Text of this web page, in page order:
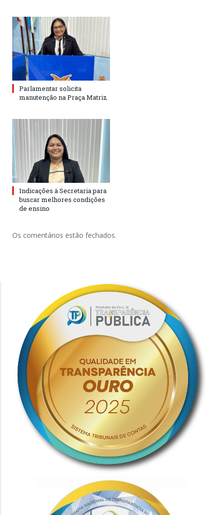
Parlamentar solicita
manutenção na Praça Matriz
Indicações à Secretaria para
buscar melhores condições
de ensino
Os comentários estão fechados.